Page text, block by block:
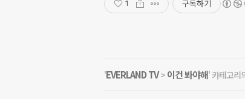
1 구독하기
'EVERLAND TV> 이건 봐야해' 카테고리